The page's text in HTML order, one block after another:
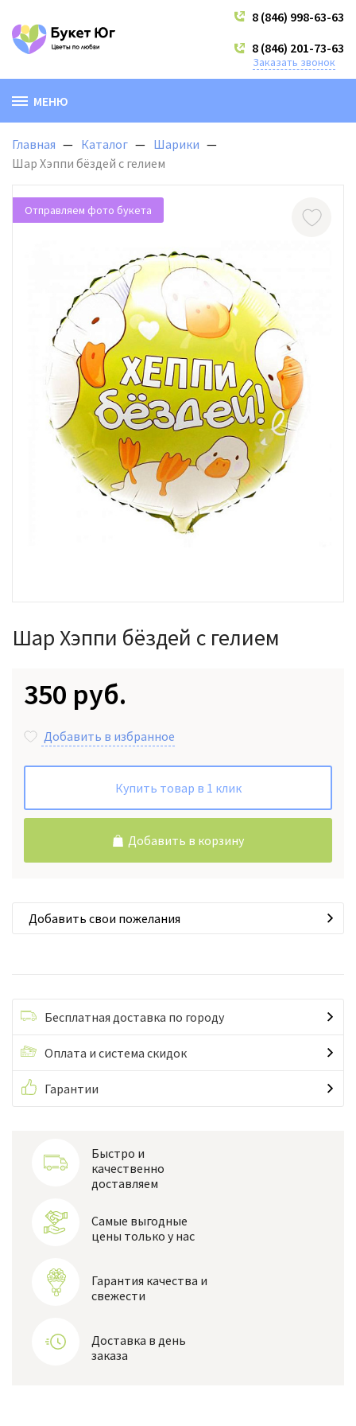
8 (846) 998-63-63
8 (846) 201-73-63
Заказать звонок
МЕНЮ
Главная Каталог
Шарики
Шар Хэппи бёздей с гелием
Отправляем фото букета
Шар Хэппи бёздей с гелием
350 руб.
Добавить в избранное
Купить товар в 1 клик
Добавить в корзину
Добавить свои пожелания
Бесплатная доставка по городу
Оплата и система скидок
Гарантии
Быстро и
качественно
доставляем
Самые выгодные
цены только у нас
Гарантия качества и
свежести
Доставка в день
заказа